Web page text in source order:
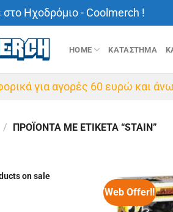
Ηχοδρόμιο - Coolmerch !
HOME ΚΑΤΑΣΤΗΜΑ
για αγορές 60 ευρώ και
/ ΠΡΟΪΌΝΤΑ ΜΕ ΕΤΙΚΈΤΑ “STAIN”
on sale
Web Offer!!